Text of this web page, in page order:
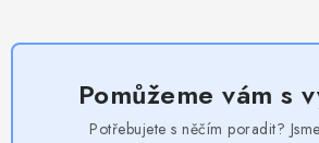
Pomůžeme vám s
Potřebujete s něčím poradit?